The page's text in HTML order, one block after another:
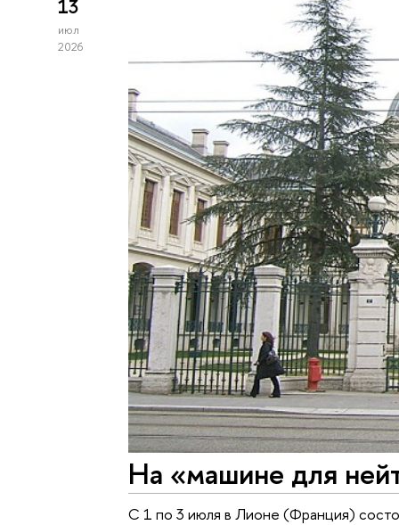
13
июл
2026
На «машине для
С 1 по 3 июля в Лионе (Франция)